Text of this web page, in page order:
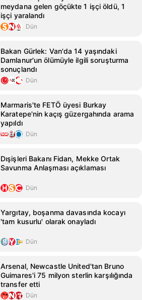
meydana gelen göçükte 1 işçi öldü, 1
işçi yaralandı
Dün
Bakan Gürlek: Van'da 14 yaşındaki
Damlanur'un ölümüyle ilgili soruşturma
sonuçlandı
Dün
Marmaris'te FETÖ üyesi Burkay
Karatepe'nin kaçış güzergahında arama
yapıldı
Dün
Dışişleri Bakanı Fidan, Mekke Ortak
Savunma Anlaşması açıklaması
Dün
Yargıtay, boşanma davasında kocayı
'tam kusurlu' olarak onayladı
Dün
Arsenal, Newcastle United'tan Bruno
Guimares'i 75 milyon sterlin karşılığında
transfer etti
Dün